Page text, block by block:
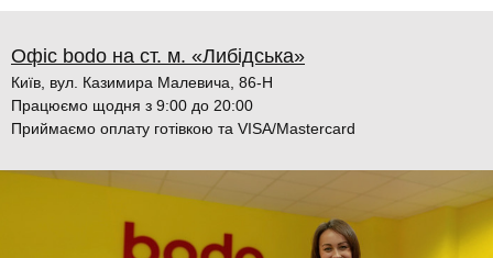
Офіс bodo на ст. м. «Либідська»
Київ, вул. Казимира Малевича, 86-Н
Працюємо щодня з 9:00 до 20:00
Приймаємо оплату готівкою та VISA/Mastercard